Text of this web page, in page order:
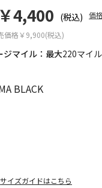
ジマイル：最大220マイル
価格￥9,900(税込)
￥4,400 (税込) 価
BLACK
サイズガイドはこちら